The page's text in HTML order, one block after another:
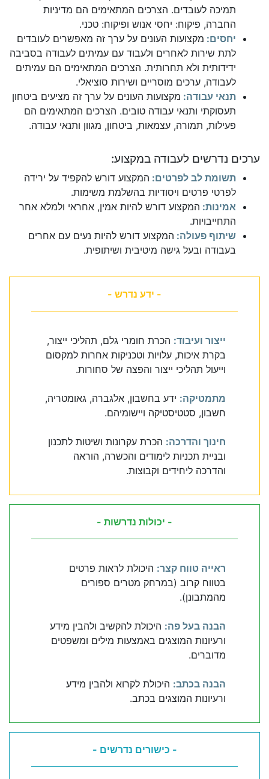
תמיכה לעובדים. הצרכים המתאימים הם מדיניות
החברה, פיקוח: יחסי אנוש ופיקוח: טכני.
יחסים: מקצועות העונים על ערך זה מאפשרים לעובדים
לתת שירות לאחרים ולעבוד עם עמיתים לעבודה בסביבה
ידידותית ולא תחרותית. הצרכים המתאימים הם עמיתים
לעבודה, ערכים מוסריים ושירות סוציאלי.
תנאי עבודה: מקצועות העונים על ערך זה מציעים ביטחון
תעסוקתי ותנאי עבודה טובים. הצרכים המתאימים הם
פעילות, תמורה, עצמאות, ביטחון, מגוון ותנאי עבודה.
ערכים נדרשים לעבודה במקצוע:
תשומת לב לפרטים: המקצוע דורש להקפיד על ירידה
לפרטי פרטים ויסודיות בהשלמת משימות.
אמינות: המקצוע דורש להיות אמין, אחראי ולמלא אחר
התחייבויות.
שיתוף פעולה: המקצוע דורש להיות נעים עם אחרים
בעבודה ובעל גישה מיטיבית ושיתופית.
- ידע נדרש -
ייצור ועיבוד: הכרת חומרי גלם, תהליכי ייצור,
בקרת איכות, עלויות וטכניקות אחרות למקסום
וייעול תהליכי ייצור והפצה של סחורות.
מתמטיקה: ידע בחשבון, אלגברה, גאומטריה,
חשבון, סטטיסטיקה ויישומיהם.
חינוך והדרכה: הכרת עקרונות ושיטות לתכנון
ובניית תכניות לימודים והכשרה, הוראה
והדרכה ליחידים וקבוצות.
- יכולות נדרשות -
ראייה טווח קצר: היכולת לראות פרטים
בטווח קרוב (במרחק מטרים ספורים
מהמתבונן).
הבנה בעל פה: היכולת להקשיב ולהבין מידע
ורעיונות המוצגים באמצעות מילים ומשפטים
מדוברים.
הבנה בכתב: היכולת לקרוא ולהבין מידע
ורעיונות המוצגים בכתב.
- כישורים נדרשים -